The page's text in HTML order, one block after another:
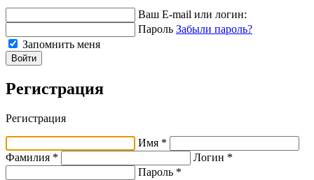
Ваш E-mail или логин:
Пароль Забыли пароль?
Запомнить меня
Войти
Регистрация
Регистрация
Имя *
Фамилия *
Логин *
Пароль *